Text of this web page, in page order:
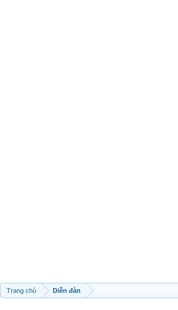
Trang chủ Diễn đàn